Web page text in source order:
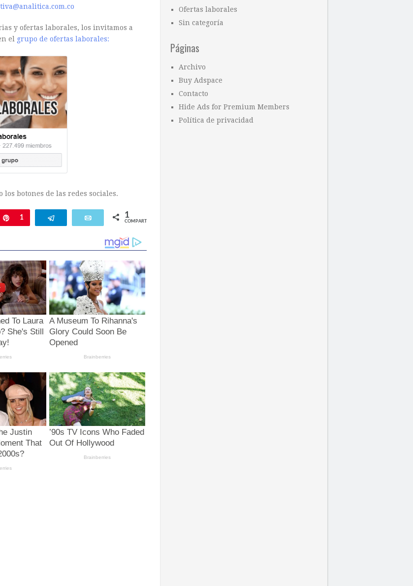
y ofertas laborales, los invitamos a
el grupo de ofertas laborales:
botones de las redes sociales.
Pin
1 Telegram Email 1
COMPARTIR
Ofertas laborales
Sin categoría
Páginas
Archivo
Buy Adspace
Contacto
Hide Ads for Premium Members
Política de privacidad